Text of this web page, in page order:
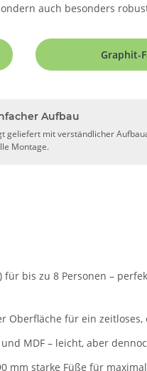
auch besonders
Graphit-
Aufbau
geliefert mit verständlicher
Montage.
für bis zu 8 Personen –
Oberfläche für ein zeitloses,
MDF – leicht, aber
mm starke Füße für